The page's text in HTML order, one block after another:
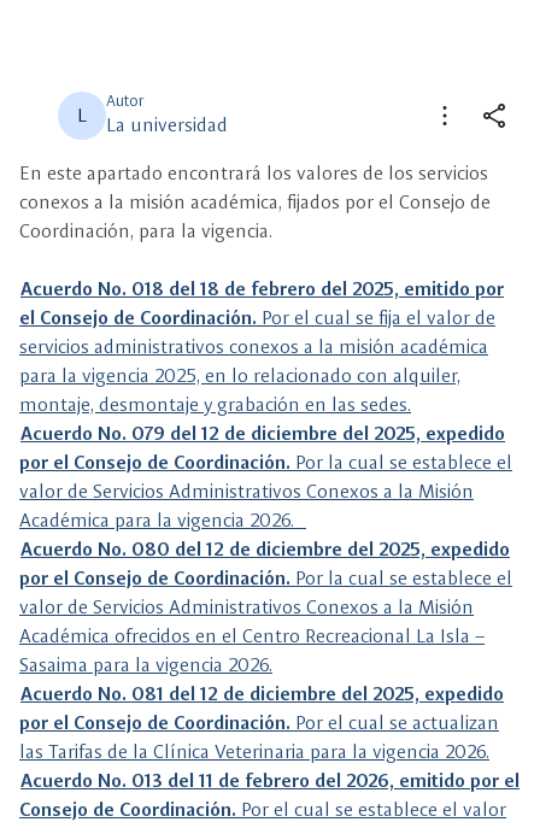
L
Autor
La universidad more_vert share
Compartir close
Seleccione un filtro close
view_carouselMultimedia
En este apartado encontrará los valores de los servicios
conexos a la misión académica, fijados por el Consejo de
Coordinación, para la vigencia.
Acuerdo No. 018 del 18 de febrero del 2025, emitido por
el Consejo de Coordinación. Por el cual se fija el valor de
servicios administrativos conexos a la misión académica
para la vigencia 2025, en lo relacionado con alquiler,
montaje, desmontaje y grabación en las sedes.
Acuerdo No. 079 del 12 de diciembre del 2025, expedido
por el Consejo de Coordinación. Por la cual se establece el
valor de Servicios Administrativos Conexos a la Misión
Académica para la vigencia 2026.
Acuerdo No. 080 del 12 de diciembre del 2025, expedido
por el Consejo de Coordinación. Por la cual se establece el
valor de Servicios Administrativos Conexos a la Misión
Académica ofrecidos en el Centro Recreacional La Isla –
Sasaima para la vigencia 2026.
Acuerdo No. 081 del 12 de diciembre del 2025, expedido
por el Consejo de Coordinación. Por el cual se actualizan
las Tarifas de la Clínica Veterinaria para la vigencia 2026.
Acuerdo No. 013 del 11 de febrero del 2026, emitido por el
Consejo de Coordinación. Por el cual se establece el valor